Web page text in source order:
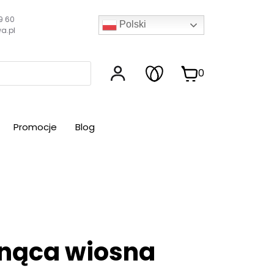
60
Polski
0
Promocje Blog
wiosna